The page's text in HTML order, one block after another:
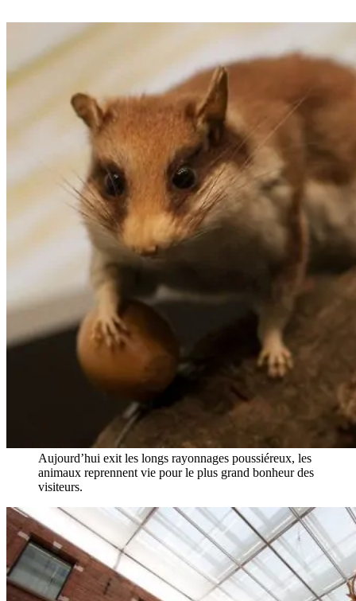
Aujourd’hui exit les longs rayonnages poussiéreux, les
animaux reprennent vie pour le plus grand bonheur des
visiteurs.